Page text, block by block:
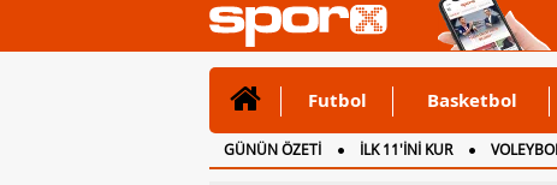
Futbol Basketbol
GÜNÜN ÖZETİ İLK 11'İNİ KUR
CANLI ANLATIM
İNGİLTERE